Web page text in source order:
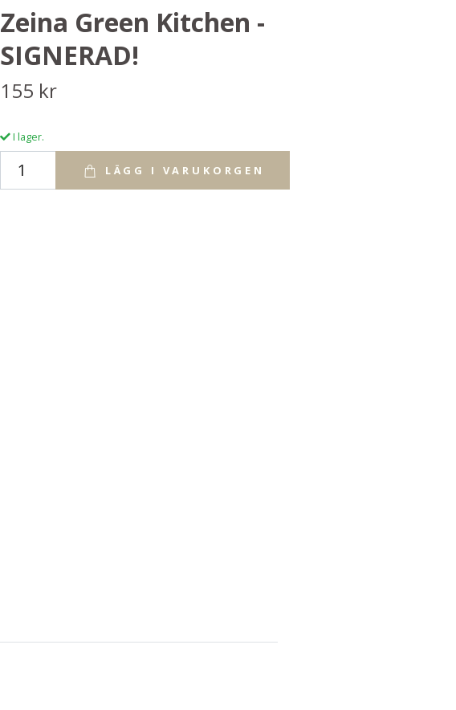
Zeina Green Kitchen -
SIGNERAD!
155 kr
I lager.
LÄGG I VARUKORGEN